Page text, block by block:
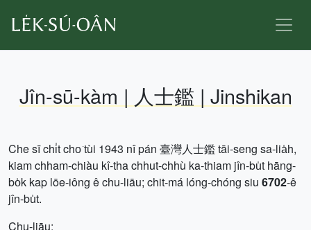
Jîn-sū-kàm | 人士鑑 | Jinshikan
Che sī chi̍t cho͘ tùi 1943 nî pán 臺灣人士鑑 tāi-seng sa-lia̍h,
kiam chham-chiàu kî-tha chhut-chhù ka-thiam jîn-bu̍t hāng-
bo̍k kap lōe-iông ê chu-liāu; chit-má lóng-chóng siu 6702-ê
jîn-bu̍t.
Chu-liāu: